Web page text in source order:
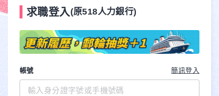
求職登入 (原518人力銀行)
帳號 簡訊登入